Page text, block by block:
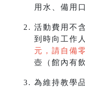
用水、備用
活動費用不
到時向工作
元，請自備
壺（館內有
為維持教學